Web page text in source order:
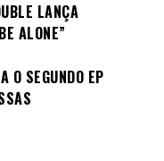
LANÇA
ALONE”
O SEGUNDO EP